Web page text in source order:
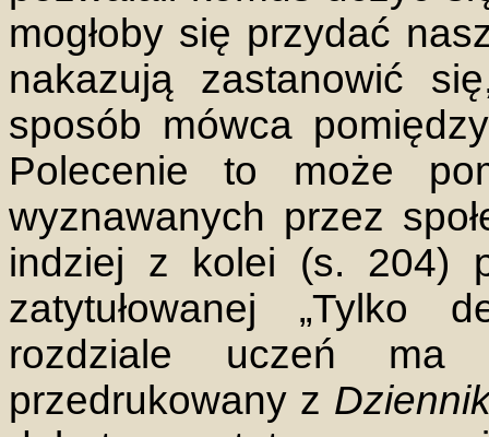
mogłoby się przydać
nakazują zastanowić
sposób mówca
Polecenie to może
wyznawanych przez
indziej z kolei (s. 204)
zatytułowanej „Tylko
rozdziale uczeń ma
przedrukowany z